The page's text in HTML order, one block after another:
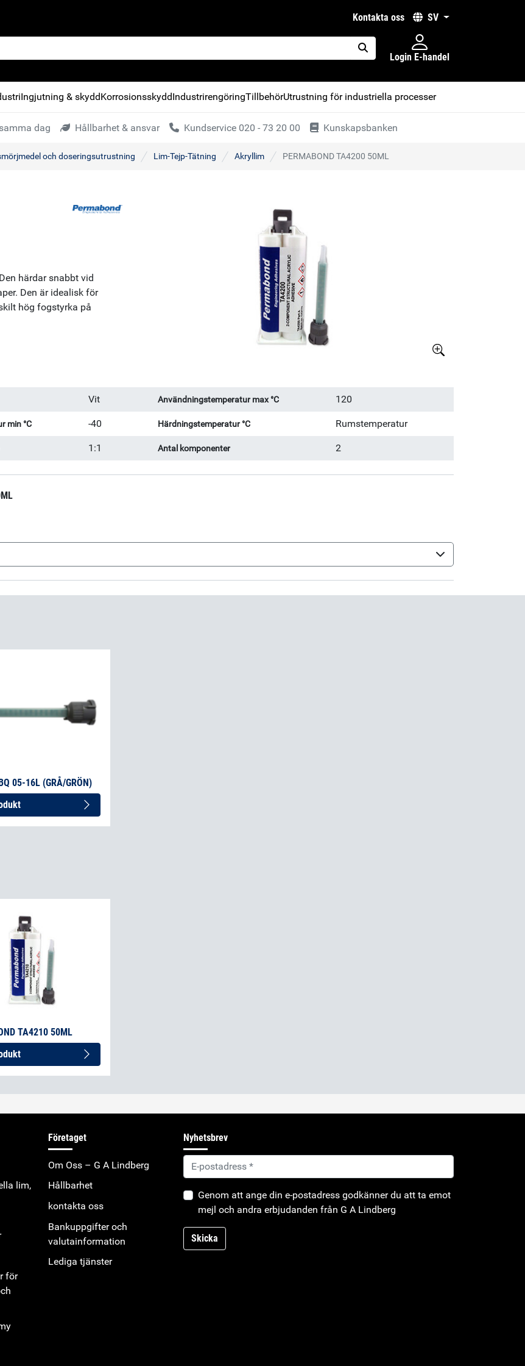
kontakta oss SV
placeholder.search
Login E-handel
Ingjutning & skyddKorrosionsskyddIndustrirengöringTillbehörUtrustning för industriella processer
dag Hållbarhet & ansvar Kundservice 020 - 73 20 00 Kunskapsbanken
och doseringsutrustning Lim-Tejp-Tätning Akryllim PERMABOND TA4200 50ML
härdar snabbt vid
Den är idealisk för
hög fogstyrka på
Större bild
Vit Användningstemperatur max °C 120
min °C -40 Härdningstemperatur °C Rumstemperatur
1:1 Antal komponenter 2
A (sv-SE) Permabond TA4200 B (sv-SE)
05-16L (GRÅ/GRÖN)
TA4210 50ML
lim,
för
Företaget
Om Oss – G A Lindberg
Hållbarhet
kontakta oss
Bankuppgifter och
valutainformation
Lediga tjänster
Nyhetsbrev
Genom att ange din e-postadress godkänner du att ta emot
mejl och andra erbjudanden från G A Lindberg
Skicka